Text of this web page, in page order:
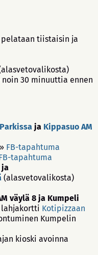
tiistaisin ja
30 minuuttia ennen
ja Kippasuo AM
FB-tapahtuma
tapahtuma
ja
(alasvetovalikosta)
väylä 8 ja Kumpeli
lahjakortti Kotipizzaan
Kumpelin
kioski avoinna